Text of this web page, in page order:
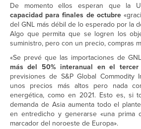
De momento ellos esperan que la
capacidad para finales de octubre
del GNL más débil de lo esperado por la
Algo que permita que se logren los
suministro, pero con un precio, compras
«Se prevé que las importaciones de
más del 50% interanual en el tercer
previsiones de S&P Global Commodity
unos precios más altos pero nada
energética, como en 2021. Esto es, si
demanda de Asia aumenta todo el
en entredicho y generarse «una prima
marcador del noroeste de Europa».